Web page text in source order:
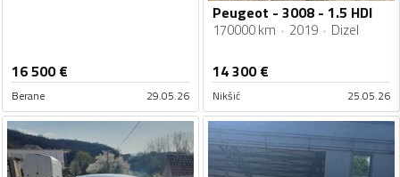
16 500€
Berane 29.05.26
Peugeot - 3008 - 1.5 HDI
170000 km 2019 Dizel
14 300€
Nikšić 25.05.26